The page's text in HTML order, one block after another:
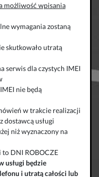
możliwość wpisania
wymagania zostaną
skutkowało utratą
serwis dla czystych IMEI
nie będą
w trakcie realizacji
dostawcą usługi
niż wyznaczony na
to DNI ROBOCZE
usługi będzie
i utratą całości lub